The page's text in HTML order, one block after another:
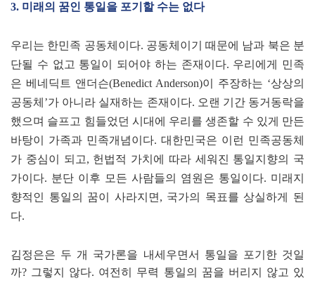
3. 미래의 꿈인 통일을 포기할 수는 없다
우리는 한민족 공동체이다. 공동체이기 때문에 남과 북은 분
단될 수 없고 통일이 되어야 하는 존재이다. 우리에게 민족
은 베네딕트 앤더슨(Benedict Anderson)이 주장하는 ‘상상의
공동체 ’가 아니라 실재하는 존재이다. 오랜 기간 동거동락을
했으며 슬프고 힘들었던 시대에 우리를 생존할 수 있게 만든
바탕이 가족과 민족개념이다. 대한민국은 이런 민족공동체
가 중심이 되고, 헌법적 가치에 따라 세워진 통일지향의 국
가이다. 분단 이후 모든 사람들의 염원은 통일이다. 미래지
향적인 통일의 꿈이 사라지면 , 국가의 목표를 상실하게 된
다.
김정은은 두 개 국가론을 내세우면서 통일을 포기한 것일
까? 그렇지 않다. 여전히 무력 통일의 꿈을 버리지 않고 있